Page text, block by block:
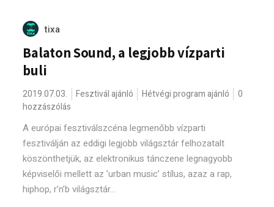
tixa
Balaton Sound, a legjobb vízparti
buli
2019.07.03. Fesztivál ajánló Hétvégi program ajánló
0
hozzászólás
A európai fesztiválszcéna legmenőbb vízparti
fesztiválján az eddigi legjobb világsztár felhozatalt
köszönthetjük, az elektronikus tánczene legnagyobb
képviselői mellett az ’urban music’ stílus, azaz a rap,
hiphop, r’n’b világsztár...